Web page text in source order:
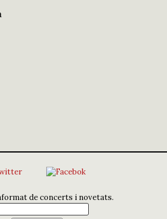
de concerts i novetats.